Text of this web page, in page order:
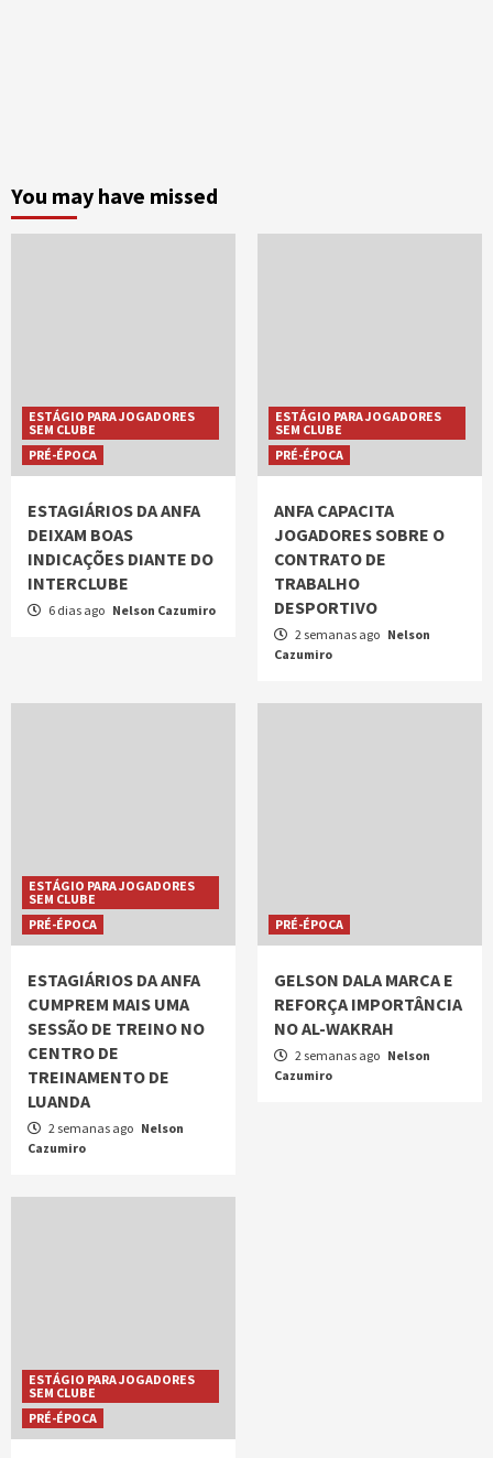
You may have missed
ESTÁGIO PARA JOGADORES
SEM CLUBE
PRÉ-ÉPOCA
ESTAGIÁRIOS DA ANFA
DEIXAM BOAS
INDICAÇÕES DIANTE DO
INTERCLUBE
6 dias ago Nelson Cazumiro
ESTÁGIO PARA JOGADORES
SEM CLUBE
PRÉ-ÉPOCA
ANFA CAPACITA
JOGADORES SOBRE O
CONTRATO DE
TRABALHO
DESPORTIVO
2 semanas ago Nelson
Cazumiro
ESTÁGIO PARA JOGADORES
SEM CLUBE
PRÉ-ÉPOCA
ESTAGIÁRIOS DA ANFA
CUMPREM MAIS UMA
SESSÃO DE TREINO NO
CENTRO DE
TREINAMENTO DE
LUANDA
2 semanas ago Nelson
Cazumiro
PRÉ-ÉPOCA
GELSON DALA MARCA E
REFORÇA IMPORTÂNCIA
NO AL-WAKRAH
2 semanas ago Nelson
Cazumiro
ESTÁGIO PARA JOGADORES
SEM CLUBE
PRÉ-ÉPOCA